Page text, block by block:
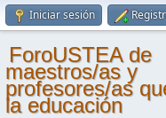
Iniciar sesión
ForoUSTEA de
maestros/as y
profesores/as
la educación